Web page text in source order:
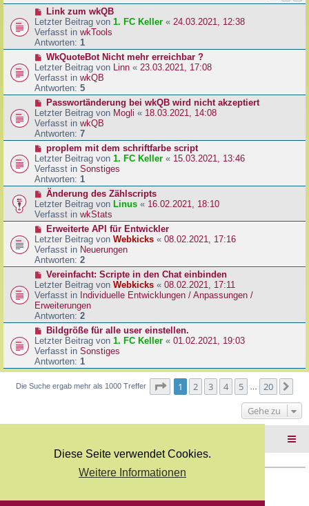
Diese Seite verwendet Cookies.
Weitere Informationen
a
g
r
B
e
i
t
a
g
N
e
u
e
r
B
e
i
t
a
g
Link zum wkQB
Letzter Beitrag von 1. FC Keller « 24.03.2021, 12:38
Verfasst in wkTools
Antworten: 1
N
e
u
e
r
B
e
i
t
a
g
WkQuoteBot Nicht mehr erreichbar ?
Letzter Beitrag von Linn « 23.03.2021, 17:08
Verfasst in wkQB
Antworten: 5
N
e
u
e
r
B
e
i
t
a
g
Passwortänderung bei wkQB wird nicht akzeptiert
Letzter Beitrag von Mogli « 18.03.2021, 14:08
Verfasst in wkQB
Antworten: 7
N
e
u
e
r
B
e
i
r
a
g
proplem mit dem schriftfarbe script
Letzter Beitrag von 1. FC Keller « 15.03.2021, 13:46
Verfasst in Sonstiges
Antworten: 1
N
e
u
e
r
B
e
i
r
a
g
Änderung des Zählscripts
Letzter Beitrag von Linus « 16.02.2021, 18:10
Verfasst in wkStats
N
e
u
e
r
B
e
i
t
r
a
g
Erweiterte API für Entwickler
Letzter Beitrag von Webkicks « 08.02.2021, 17:16
Verfasst in Neuerungen
Antworten: 2
N
e
u
e
r
B
e
i
t
r
g
Vereinfacht: Scripte in den Chat einbinden
Letzter Beitrag von Webkicks « 08.02.2021, 17:11
Verfasst in Individuelle Entwicklungen / Anpassungen /
Erweiterungen
Antworten: 2
N
e
u
e
r
B
e
r
Bildgröße für alle user einstellen.
Letzter Beitrag von 1. FC Keller « 01.02.2021, 19:03
Verfasst in Sonstiges
Antworten: 1
Die Suche ergab mehr als 1000 Treffer Seite von
1 2 3 4 5 20
Gehe zu
Deutsche Übersetzung durchphpBB.de